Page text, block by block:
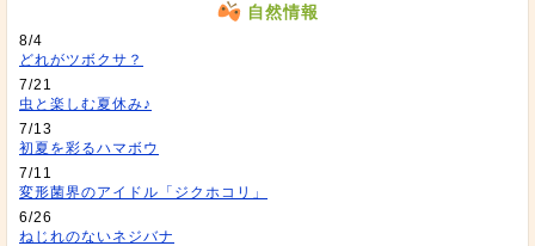
自然情報
8/4
どれがツボクサ？
7/21
虫と楽しむ夏休み♪
7/13
初夏を彩るハマボウ
7/11
変形菌界のアイドル「ジクホコリ」
6/26
ねじれのないネジバナ